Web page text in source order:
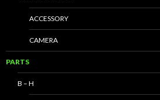
ACCESSORY
CAMERA
PARTS
B – H